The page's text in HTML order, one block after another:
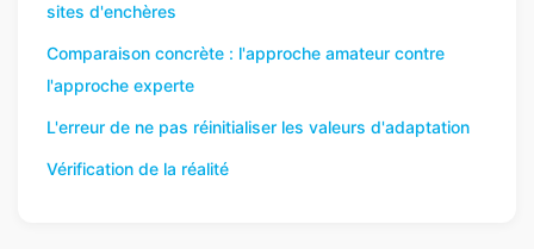
sites d'enchères
Comparaison concrète : l'approche amateur contre
l'approche experte
L'erreur de ne pas réinitialiser les valeurs d'adaptation
Vérification de la réalité